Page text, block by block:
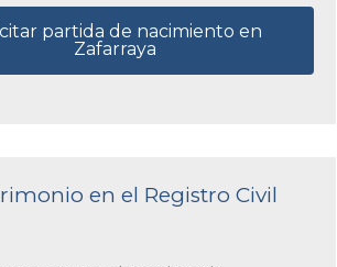
partida de nacimiento en
Zafarraya
en el Registro Civil